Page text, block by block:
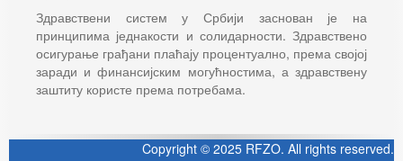
Здравствени систем у Србији заснован је на
принципима једнакости и солидарности. Здравствено
осигурање грађани плаћају процентуално, према својој
заради и финансијским могућностима, а здравствену
заштиту користе према потребама.
Copyright © 2025 RFZO. All rights reserved.